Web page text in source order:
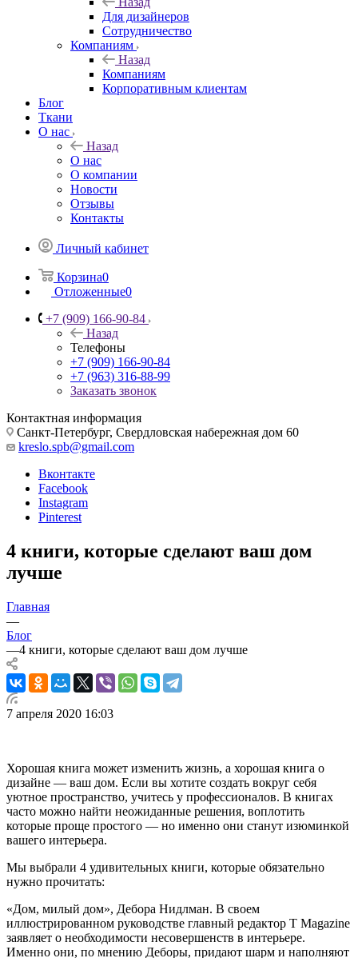
Для дизайнеров
Сотрудничество
Компаниям
Назад
Компаниям
Корпоративным клиентам
Блог
Ткани
О нас
Назад
О нас
О компании
Новости
Отзывы
Контакты
Личный кабинет
Корзина0
Отложенные0
+7 (909) 166-90-84
Назад
Телефоны
+7 (909) 166-90-84
+7 (963) 316-88-99
Заказать звонок
Контактная информация
Санкт-Петербург, Свердловская набережная дом 60
kreslo.spb@gmail.com
Вконтакте
Facebook
Instagram
Pinterest
4 книги, которые сделают ваш дом
лучше
Главная
—
Блог
—4 книги, которые сделают ваш дом лучше
7 апреля 2020 16:03
Хорошая книга может изменить жизнь, а хорошая книга о
дизайне — ваш дом. Если вы хотите создать вокруг себя
уютное пространство, учитесь у профессионалов. В книгах
часто можно найти неожиданные решения, воплотить
которые проще простого — но именно они станут изюминкой
вашего интерьера.
Мы выбрали 4 удивительных книги, которые обязательно
нужно прочитать:
«Дом, милый дом», Дебора Нидлман. В своем
иллюстрированном руководстве главный редактор T Magazine
заявляет о необходимости несовершенств в интерьере.
Именно они, по мнению Деборы, придают шарм и наполняют